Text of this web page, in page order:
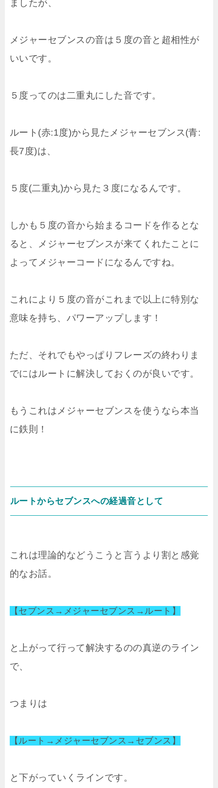
ましたが、
メジャーセブンスの音は５度の音と超相性が
いいです。
５度ってのは二重丸にした音です。
ルート(赤:1度)から見たメジャーセブンス(青:
長7度)は、
５度(二重丸)から見た３度になるんです。
しかも５度の音から始まるコードを作るとな
ると、メジャーセブンスが来てくれたことに
よってメジャーコードになるんですね。
これにより５度の音がこれまで以上に特別な
意味を持ち、パワーアップします！
ただ、それでもやっぱりフレーズの終わりま
でにはルートに解決しておくのが良いです。
もうこれはメジャーセブンスを使うなら本当
に鉄則！
ルートからセブンスへの経過音として
これは理論的などうこうと言うより割と感覚
的なお話。
【セブンス→メジャーセブンス→ルート】
と上がって行って解決するのの真逆のライン
で、
つまりは
【ルート→メジャーセブンス→セブンス】
と下がっていくラインです。